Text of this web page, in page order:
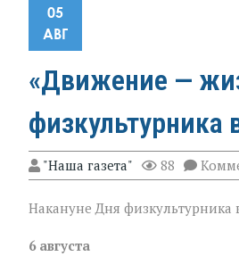
05
АВГ
«Движение —
физкультурника
"Наша газета" 88
Накануне Дня физкультурника
6 августа